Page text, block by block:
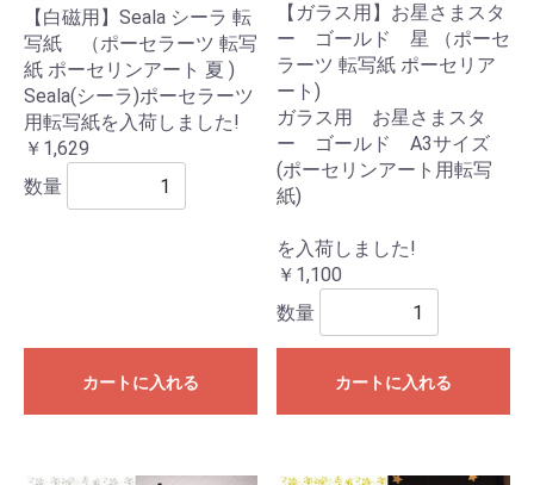
【白磁用】Seala シーラ 転
写紙 （ポーセラーツ 転写
紙 ポーセリンアート 夏 )
Seala(シーラ)ポーセラーツ
用転写紙を入荷しました!
￥1,629
数量
カートに入れる
【ガラス用】お星さまスタ
ー ゴールド 星 （ポーセ
ラーツ 転写紙 ポーセリア
ート)
ガラス用 お星さまスタ
ー ゴールド A3サイズ
(ポーセリンアート用転写
紙)
を入荷しました!
￥1,100
数量
カートに入れる